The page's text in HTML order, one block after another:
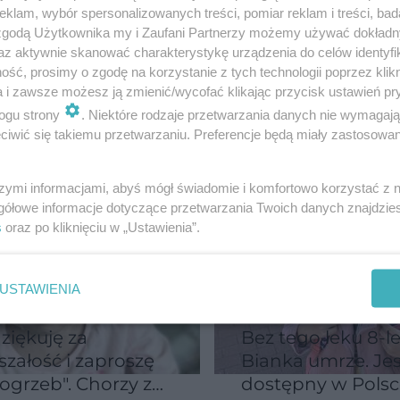
nie ma już
"Zostaliśmy
przyczyny,
leczenie
mukowiscydozy
dorosłych i dzieci
za
i zaproszę
Chorzy z
Bez tego leku 8-
Bianka umrze.
dostępny w
wybór spersonalizowanych treści, pomiar reklam i treści,
Użytkownika my i Zaufani Partnerzy możemy używać
aktywnie skanować charakterystykę urządzenia do celów
prosimy o zgodę na korzystanie z tych technologii poprzez
i zawsze możesz ją zmienić/wycofać klikając przycisk ustawień
strony
. Niektóre rodzaje przetwarzania danych nie
się takiemu przetwarzaniu. Preferencje będą miały
informacjami, abyś mógł świadomie i komfortowo korzystać z
informacje dotyczące przetwarzania Twoich danych
oraz po kliknięciu w „Ustawienia”.
USTAWIENIA